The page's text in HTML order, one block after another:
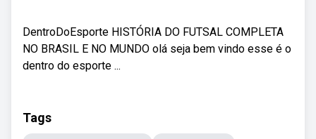
DentroDoEsporte HISTÓRIA DO FUTSAL COMPLETA
NO BRASIL E NO MUNDO olá seja bem vindo esse é o
dentro do esporte ...
Tags